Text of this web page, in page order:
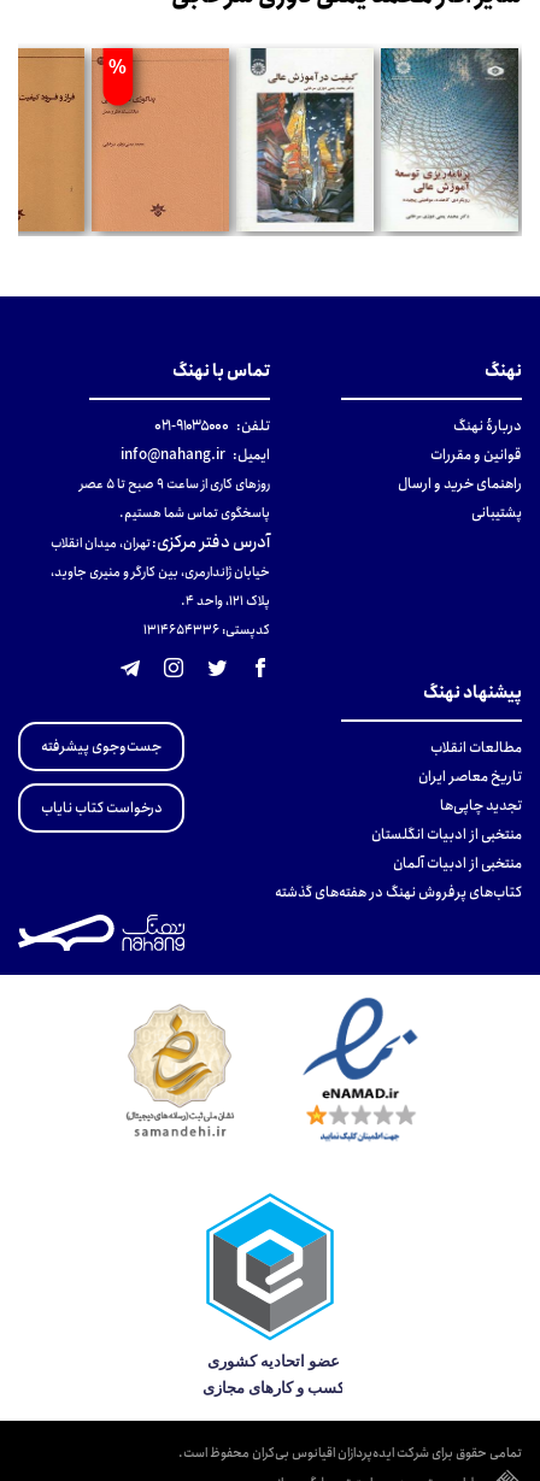
%
نهنگ
دربارهٔ نهنگ
قوانین و مقررات
راهنمای خرید و ارسال
پشتیبانی
تماس با نهنگ
تلفن: ۹۱۰۳۵۰۰۰-۰۲۱
ایمیل: info@nahang.ir
روزهای کاری از ساعت ۹ صبح تا ۵ عصر
پاسخگوی تماس شما هستیم.
آدرس دفتر مرکزی:تهران، میدان انقلاب
خیابان ژاندارمری، بین کارگر و منیری جاوید،
پلاک 121، واحد ۴.
کدپستی: 131465433۶
پیشنهاد نهنگ
مطالعات انقلاب
تاریخ معاصر ایران
تجدید چاپی‌ها
منتخبی از ادبیات انگلستان
منتخبی از ادبیات آلمان
کتاب‌های پرفروش نهنگ در هفته‌های گذشته
جست‌وجوی پیشرفته
درخواست کتاب نایاب
تمامی حقوق برای شرکت ایده‌پردازان اقیانوس بی‌کران محفوظ است.